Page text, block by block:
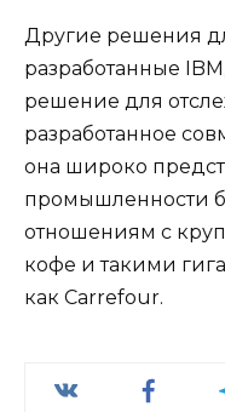
Другие решения
разработанные
решение для
разработанное
она широко
промышленности
отношениям с
кофе и такими
как Carrefour.